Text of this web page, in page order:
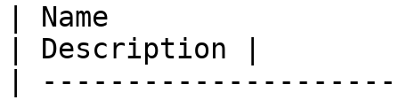
| Name
| Description |
|